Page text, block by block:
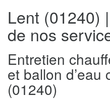
Lent (01240)
de nos
Entretien
et ballon d’eau
(01240)